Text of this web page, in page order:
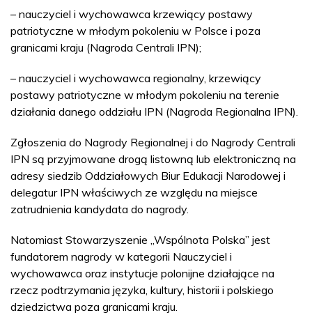
– nauczyciel i wychowawca krzewiący postawy
patriotyczne w młodym pokoleniu w Polsce i poza
granicami kraju (Nagroda Centrali IPN);
– nauczyciel i wychowawca regionalny, krzewiący
postawy patriotyczne w młodym pokoleniu na terenie
działania danego oddziału IPN (Nagroda Regionalna IPN).
Zgłoszenia do Nagrody Regionalnej i do Nagrody Centrali
IPN są przyjmowane drogą listowną lub elektroniczną na
adresy siedzib Oddziałowych Biur Edukacji Narodowej i
delegatur IPN właściwych ze względu na miejsce
zatrudnienia kandydata do nagrody.
Natomiast Stowarzyszenie „Wspólnota Polska” jest
fundatorem nagrody w kategorii Nauczyciel i
wychowawca oraz instytucje polonijne działające na
rzecz podtrzymania języka, kultury, historii i polskiego
dziedzictwa poza granicami kraju.